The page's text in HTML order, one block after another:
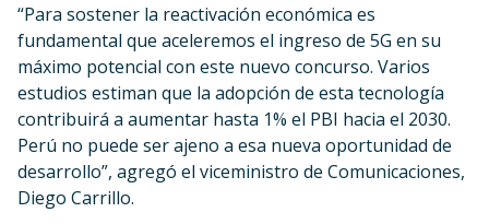
“Para sostener la reactivación económica es
fundamental que aceleremos el ingreso de 5G en su
máximo potencial con este nuevo concurso. Varios
estudios estiman que la adopción de esta tecnología
contribuirá a aumentar hasta 1% el PBI hacia el 2030.
Perú no puede ser ajeno a esa nueva oportunidad de
desarrollo”, agregó el viceministro de Comunicaciones,
Diego Carrillo.